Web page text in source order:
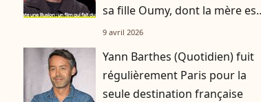
sa fille Oumy, dont la mère est
Valeria Bruni-Tedeschi
9 avril 2026
Yann Barthes (Quotidien) fuit
régulièrement Paris pour la
seule destination française